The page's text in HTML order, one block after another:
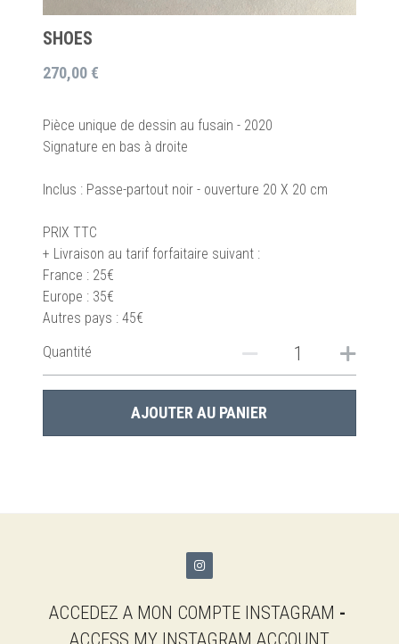
SHOES
270,00 €
Pièce unique de dessin au fusain - 2020
Signature en bas à droite
Inclus : Passe-partout noir - ouverture 20 X 20 cm
PRIX TTC
+ Livraison au tarif forfaitaire suivant :
France : 25€
Europe : 35€
Autres pays : 45€
Quantité
AJOUTER AU PANIER
ACCEDEZ A MON COMPTE INSTAGRAM
ACCESS MY INSTAGRAM ACCOUNT